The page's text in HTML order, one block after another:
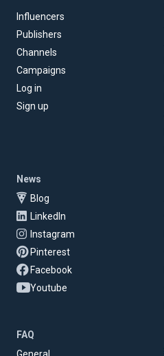
Influencers
Publishers
Channels
Campaigns
Log in
Sign up
News
Blog
LinkedIn
Instagram
Pinterest
Facebook
Youtube
FAQ
General